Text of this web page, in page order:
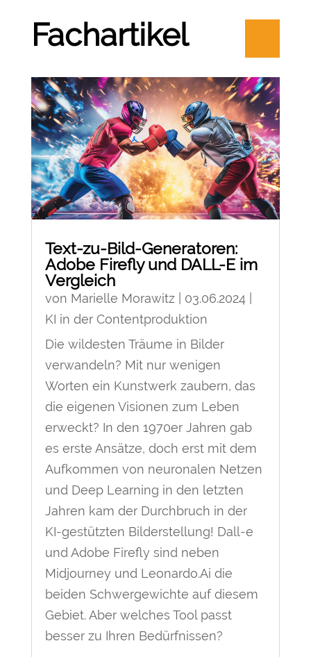
Fachartikel
Text-zu-Bild-Generatoren:
Adobe Firefly und DALL-E im
Vergleich
von Marielle Morawitz| 03.06.2024|
KI in der Contentproduktion
Die wildesten Träume in Bilder
verwandeln? Mit nur wenigen
Worten ein Kunstwerk zaubern, das
die eigenen Visionen zum Leben
erweckt? In den 1970er Jahren gab
es erste Ansätze, doch erst mit dem
Aufkommen von neuronalen Netzen
und Deep Learning in den letzten
Jahren kam der Durchbruch in der
KI-gestützten Bilderstellung! Dall-e
und Adobe Firefly sind neben
Midjourney und Leonardo.Ai die
beiden Schwergewichte auf diesem
Gebiet. Aber welches Tool passt
besser zu Ihren Bedürfnissen?